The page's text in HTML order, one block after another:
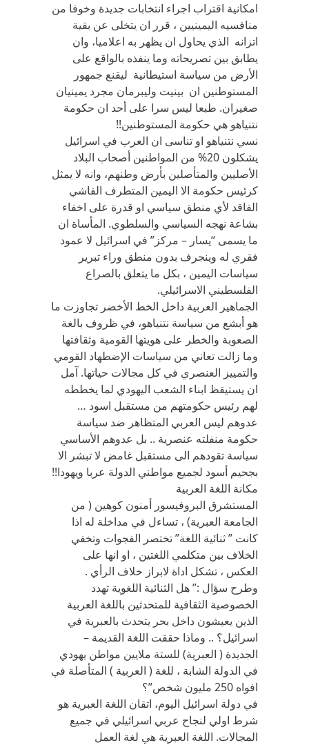
امكانية اقتراب اجراء انتخابات جديدة وخوفا من
منافسيه اليمينيين ، قرر ان يتخلى عن بقية
اتزانه الذي يحاول ان يظهر به اعلاميا، وان
يطابق بين تصريحاته وما ينفذه بالواقع على
الأرض من سياسة استيطانية ليقنع جمهور
المستوطنين ان بينيت وليبرمان مجرد يمينيان
صغيران. طبعا ليس سرا على أحد ان حكومة
نتنياهو هي حكومة المستوطنين!!
نسي نتنياهو او تناسى ان العرب في اسرائيل
يشكلون 20% من المواطنين أصحاب البلاد
الأصليين والمتأصلين بأرض وطنهم، وانه لا يمثل
كرئيس حكومة الا اليمين المتطرف الفاشي
الفاقد لأي منطق سياسي او قدرة على اخفاء
بشاعة نهجه السياسي والسلطوي. المأساة ان
ما يسمى “يسار – مركز” في اسرائيل لا عمود
فقري له وينجرف بدون منطق وراء تبرير
سياسات اليمين ، بكل ما يتعلق بالصراع
الفلسطيني الاسرائيلي.
الجماهير العربية داخل الخط الأخضر تجاوزت ما
هو أبشع من سياسة نتنياهو، في ظروف بالغة
الصعوبة والخطر على هويتها القومية وثقافتها
وما زالت تعاني من سياسات الإضطهاد القومي
والتمييز العنصري في كل مجالات حياتها. آمل
ان يستيقظ ابناء الشعب اليهودي لما يخططه
لهم رئيس حكومتهم من مستقبل اسود …
عدوهم ليس العربي المتظاهر ضد سياسة
حكومة منفلته عنصرية .. بل عدوهم الأساسي
سياسة تقودهم الى مستقبل غامض لا تبشر الا
بجحيم أسود لجميع مواطني الدولة عربا ويهودا!!
مكانة اللغة العربية
المستشرق البروفيسور أمنون كوهين ( من
الجامعة العبرية) ، تساءل في مداخلة له اذا
كانت ” ثنائية اللغة” تختصر الفجوات وتخفي
الخلاف بين متكلمي اللغتين ، او انها على
العكس ، تشكل اداة لابراز خلاف الرأي .
وطرح سؤال :” هل الثنائية اللغوية تهدد
الخصوصية الثقافية للمتحدثين باللغة العربية
الذين يعيشون داخل بحر يتحدث بالعبرية في
اسرائيل؟ .. وماذا حققت اللغة القديمة –
الجديدة ( العبرية) للستة ملايين مواطن يهودي
في الدولة الشابة ، للغة ( العربية ) المتأصلة في
افواه 250 مليون شخص”؟
في دولة اسرائيل اليوم، اتقان اللغة العبرية هو
شرط اولي لنجاح عربي اسرائيلي في جميع
المجالات. اللغة العبرية هي لغة العمل